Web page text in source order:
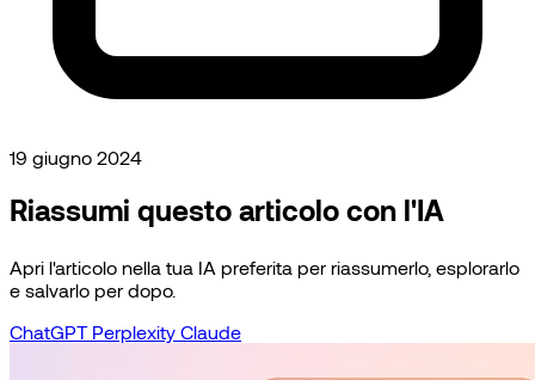
19 giugno 2024
Riassumi questo articolo con l'IA
Apri l'articolo nella tua IA preferita per riassumerlo, esplorarlo
e salvarlo per dopo.
ChatGPT Perplexity Claude